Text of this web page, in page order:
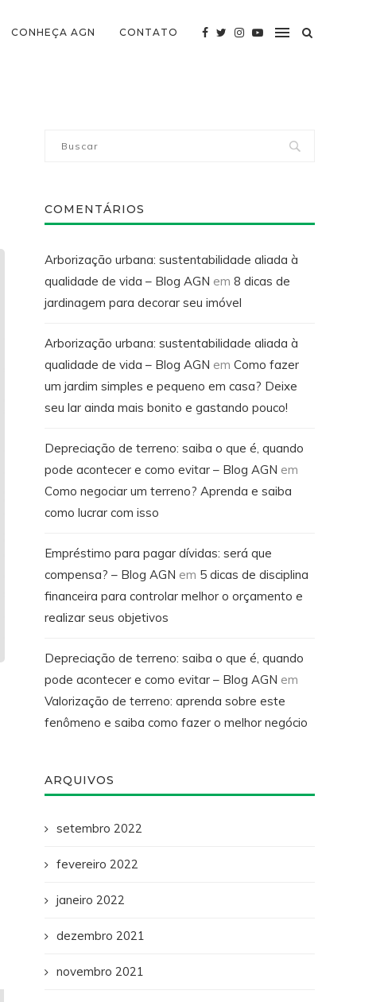
CONHEÇA AGN CONTATO
COMENTÁRIOS
Arborização urbana: sustentabilidade aliada à
qualidade de vida – Blog AGN em 8 dicas de
jardinagem para decorar seu imóvel
Arborização urbana: sustentabilidade aliada à
qualidade de vida – Blog AGN em Como fazer
um jardim simples e pequeno em casa? Deixe
seu lar ainda mais bonito e gastando pouco!
Depreciação de terreno: saiba o que é, quando
pode acontecer e como evitar – Blog AGN em
Como negociar um terreno? Aprenda e saiba
como lucrar com isso
Empréstimo para pagar dívidas: será que
compensa? – Blog AGN em 5 dicas de disciplina
financeira para controlar melhor o orçamento e
realizar seus objetivos
Depreciação de terreno: saiba o que é, quando
pode acontecer e como evitar – Blog AGN em
Valorização de terreno: aprenda sobre este
fenômeno e saiba como fazer o melhor negócio
ARQUIVOS
setembro 2022
fevereiro 2022
janeiro 2022
dezembro 2021
novembro 2021